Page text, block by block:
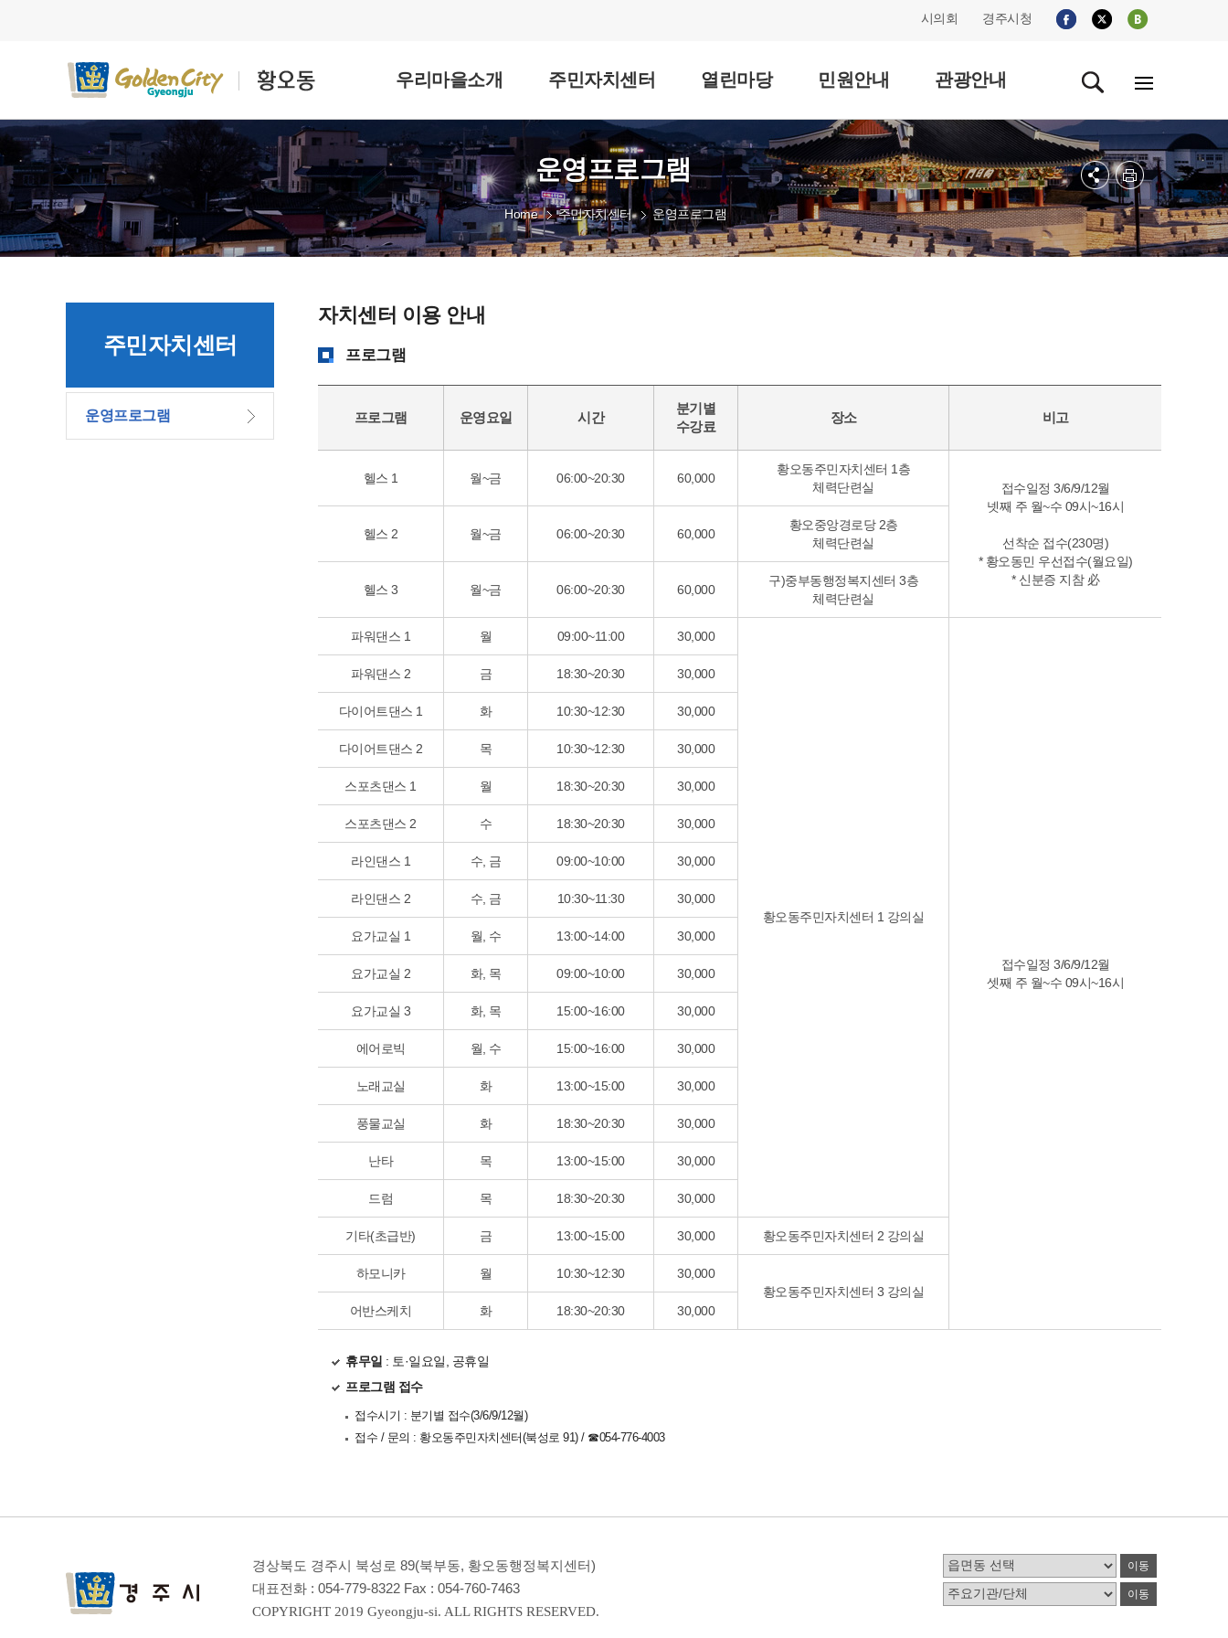
시의회 경주시청
우리마을소개 주민자치센터 열린마당 민원안내 관광안내
주민자치센터
운영프로그램
운영프로그램
Home 주민자치센터 운영프로그램
자치센터 이용 안내
프로그램
프로그램 운영요일 시간
분기별
수강료
장소 비고
헬스 1 월~금 06:00~20:30 60,000
황오동주민자치센터 1층
체력단련실
접수일정 3/6/9/12월
넷째 주 월~수 09시~16시
선착순 접수(230명)
* 황오동민 우선접수(월요일)
* 신분증 지참 必
헬스 2 월~금 06:00~20:30 60,000
황오중앙경로당 2층
체력단련실
헬스 3 월~금 06:00~20:30 60,000
구)중부동행정복지센터 3층
체력단련실
파워댄스 1 월 09:00~11:00 30,000
황오동주민자치센터 1 강의실
접수일정 3/6/9/12월
셋째 주 월~수 09시~16시
파워댄스 2 금 18:30~20:30 30,000
다이어트댄스 1 화 10:30~12:30 30,000
다이어트댄스 2 목 10:30~12:30 30,000
스포츠댄스 1 월 18:30~20:30 30,000
스포츠댄스 2 수 18:30~20:30 30,000
라인댄스 1 수, 금 09:00~10:00 30,000
라인댄스 2 수, 금 10:30~11:30 30,000
요가교실 1 월, 수 13:00~14:00 30,000
요가교실 2 화, 목 09:00~10:00 30,000
요가교실 3 화, 목 15:00~16:00 30,000
에어로빅 월, 수 15:00~16:00 30,000
노래교실 화 13:00~15:00 30,000
풍물교실 화 18:30~20:30 30,000
난타 목 13:00~15:00 30,000
드럼 목 18:30~20:30 30,000
기타(초급반) 금 13:00~15:00 30,000 황오동주민자치센터 2 강의실
하모니카 월 10:30~12:30
30,000
황오동주민자치센터 3 강의실
어반스케치
화 18:30~20:30 30,000
휴무일 : 토·일요일, 공휴일
프로그램 접수
접수시기 : 분기별 접수(3/6/9/12월)
접수 / 문의 : 황오동주민자치센터(북성로 91) / ☎054-776-4003
경상북도 경주시 북성로 89(북부동, 황오동행정복지센터)
대표전화 : 054-779-8322 Fax : 054-760-7463
COPYRIGHT 2019 Gyeongju-si. ALL RIGHTS RESERVED.